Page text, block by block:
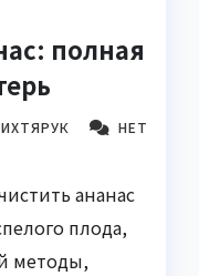
полная
НЕТ
ананас
плода,
методы,